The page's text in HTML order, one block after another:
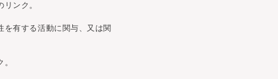
ンク。
を有する活動に関与、又は関